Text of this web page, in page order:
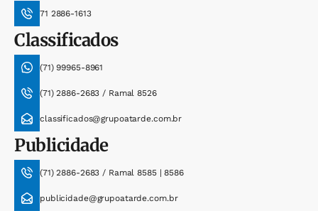
71 2886-1613
Classificados
(71) 99965-8961
(71) 2886-2683 / Ramal 8526
classificados@grupoatarde.com.br
Publicidade
(71) 2886-2683 / Ramal 8585 | 8586
publicidade@grupoatarde.com.br